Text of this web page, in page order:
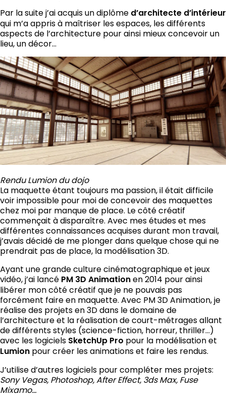
Par la suite j’ai acquis un diplôme d’architecte d’intérieur
qui m’a appris à maîtriser les espaces, les différents
aspects de l’architecture pour ainsi mieux concevoir un
lieu, un décor…
Rendu Lumion du dojo
La maquette étant toujours ma passion, il était difficile
voir impossible pour moi de concevoir des maquettes
chez moi par manque de place. Le côté créatif
commençait à disparaître. Avec mes études et mes
différentes connaissances acquises durant mon travail,
j’avais décidé de me plonger dans quelque chose qui ne
prendrait pas de place, la modélisation 3D.
Ayant une grande culture cinématographique et jeux
vidéo, j’ai lancé PM 3D Animation en 2014 pour ainsi
libérer mon côté créatif que je ne pouvais pas
forcément faire en maquette. Avec PM 3D Animation, je
réalise des projets en 3D dans le domaine de
l’architecture et la réalisation de court-métrages allant
de différents styles (science-fiction, horreur, thriller…)
avec les logiciels SketchUp Pro pour la modélisation et
Lumion pour créer les animations et faire les rendus.
J’utilise d’autres logiciels pour compléter mes projets:
Sony Vegas, Photoshop, After Effect, 3ds Max, Fuse
Mixamo…